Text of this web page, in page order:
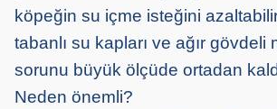
köpeğin su içme isteğini
tabanlı su kapları ve ağır gövdeli
sorunu büyük ölçüde ortadan
Neden önemli?